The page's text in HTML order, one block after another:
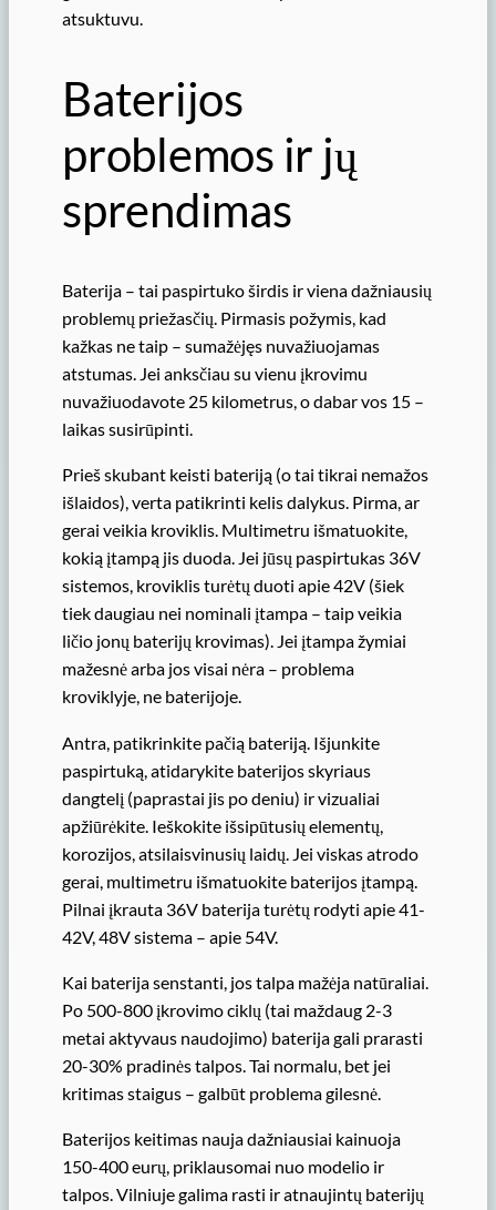
atsuktuvu.
Baterijos
problemos ir jų
sprendimas
Baterija – tai paspirtuko širdis ir viena dažniausių
problemų priežasčių. Pirmasis požymis, kad
kažkas ne taip – sumažėjęs nuvažiuojamas
atstumas. Jei anksčiau su vienu įkrovimu
nuvažiuodavote 25 kilometrus, o dabar vos 15 –
laikas susirūpinti.
Prieš skubant keisti bateriją (o tai tikrai nemažos
išlaidos), verta patikrinti kelis dalykus. Pirma, ar
gerai veikia kroviklis. Multimetru išmatuokite,
kokią įtampą jis duoda. Jei jūsų paspirtukas 36V
sistemos, kroviklis turėtų duoti apie 42V (šiek
tiek daugiau nei nominali įtampa – taip veikia
ličio jonų baterijų krovimas). Jei įtampa žymiai
mažesnė arba jos visai nėra – problema
kroviklyje, ne baterijoje.
Antra, patikrinkite pačią bateriją. Išjunkite
paspirtuką, atidarykite baterijos skyriaus
dangtelį (paprastai jis po deniu) ir vizualiai
apžiūrėkite. Ieškokite išsipūtusių elementų,
korozijos, atsilaisvinusių laidų. Jei viskas atrodo
gerai, multimetru išmatuokite baterijos įtampą.
Pilnai įkrauta 36V baterija turėtų rodyti apie 41-
42V, 48V sistema – apie 54V.
Kai baterija senstanti, jos talpa mažėja natūraliai.
Po 500-800 įkrovimo ciklų (tai maždaug 2-3
metai aktyvaus naudojimo) baterija gali prarasti
20-30% pradinės talpos. Tai normalu, bet jei
kritimas staigus – galbūt problema gilesnė.
Baterijos keitimas nauja dažniausiai kainuoja
150-400 eurų, priklausomai nuo modelio ir
talpos. Vilniuje galima rasti ir atnaujintų baterijų